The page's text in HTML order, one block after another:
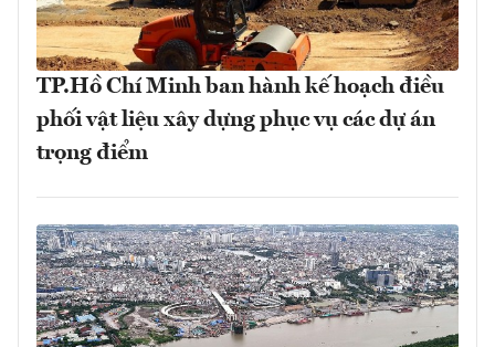
TP.Hồ Chí Minh ban hành kế hoạch điều
phối vật liệu xây dựng phục vụ các dự án
trọng điểm